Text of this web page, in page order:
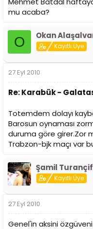
mu acaba?
O Okan
Kayıtlı Üye
27 Eyl 2010
Re: Karabük -
Totemdem dolayı
Barosun oynaması
duruma göre girer.Zor
Trabzon-bjk maçı var
Şamil
Kayıtlı Üye
27 Eyl 2010
Genel'in aksini özgüveni